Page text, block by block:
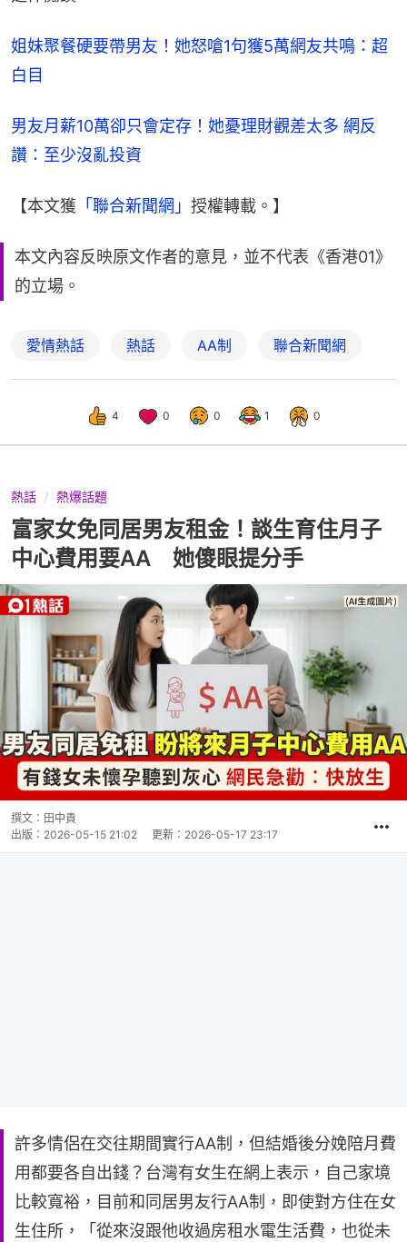
姐妹聚餐硬要帶男友！她怒嗆1句獲5萬網友共鳴：超
白目
男友月薪10萬卻只會定存！她憂理財觀差太多 網反
讚：至少沒亂投資
【本文獲 「聯合新聞網」 授權轉載。】
本文內容反映原文作者的意見，並不代表《香港01》
的立場。
愛情熱話 熱話 AA制 聯合新聞網
4 0 0 1 0
熱話 熱爆話題
富家女免同居男友租金！談生育住月子
中心費用要AA 她傻眼提分手
撰文： 田中貴
出版： 2026-05-15 21:02 更新： 2026-05-17 23:17
許多情侶在交往期間實行AA制，但結婚後分娩陪月費
用都要各自出錢？台灣有女生在網上表示，自己家境
比較寬裕，目前和同居男友行AA制，即使對方住在女
生住所，「從來沒跟他收過房租水電生活費，也從未